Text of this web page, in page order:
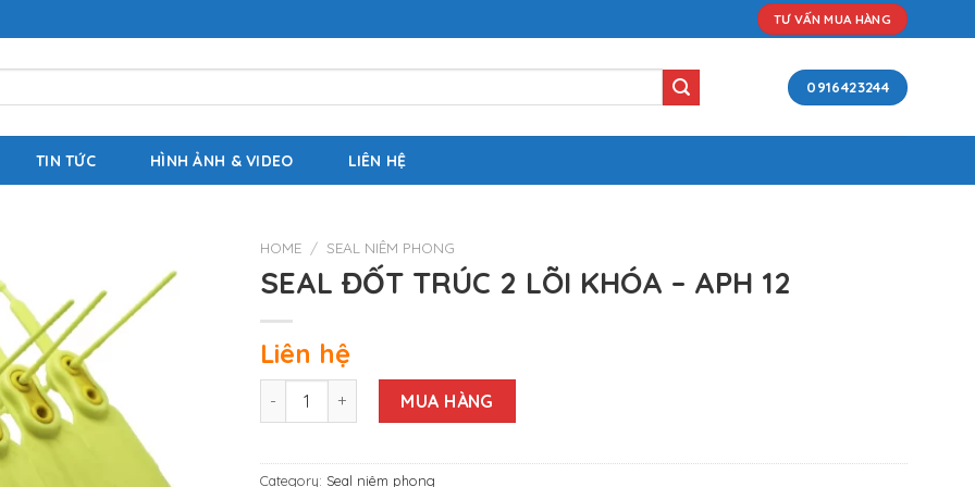
TƯ VẤN MUA HÀNG
0916423244
TIN TỨC HÌNH ẢNH & VIDEO LIÊN HỆ
HOME / SEAL NIÊM PHONG
SEAL ĐỐT TRÚC 2 LÕI KHÓA – APH 12
Liên hệ
SEAL ĐỐT TRÚC 2 LÕI KHÓA - APH 12 quantity
MUA HÀNG
Category: Seal niêm phong